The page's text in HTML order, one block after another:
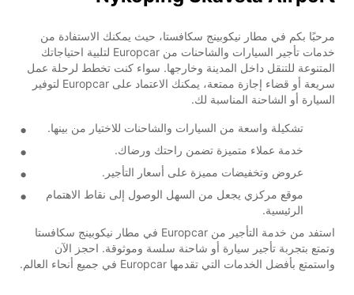
مرحبًا بكم في مطار نيكوبينج سكافستا، حيث يمكنك الاستفادة من
خدمات تأجير السيارات والشاحنات من Europcar لتلبية احتياجاتك
المتنوعة للتنقل داخل المدينة وخارجها. سواء كنت تخطط لرحلة عمل
سريعة أو قضاء إجازة ممتعة، يمكنك الاعتماد على Europcar لتوفير
السيارة أو الشاحنة المناسبة لك.
تشكيلة واسعة من السيارات والشاحنات للاختيار من بينها.
خدمة عملاء متميزة تضمن راحتك ورضاك.
عروض وتخفيضات مميزة على أسعار التأجير.
موقع مركزي يجعل من السهل الوصول إلى نقاط الاهتمام
الرئيسية.
استفد من خدمة التأجير من Europcar في مطار نيكوبينج سكافستا
وتمتع بتجربة تأجير سيارة أو شاحنة سلسة وموثوقة. احجز الآن
واستمتع بأفضل الخدمات التي تقدمها Europcar في جميع أنحاء العالم.